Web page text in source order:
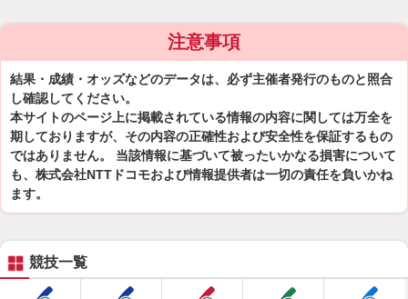
注意事項
結果・成績・オッズなどのデータは、必ず主催者発行のものと照合
し確認してください。
本サイトのページ上に掲載されている情報の内容に関しては万全を
期しておりますが、その内容の正確性および安全性を保証するもの
ではありません。 当該情報に基づいて被ったいかなる損害について
も、株式会社NTTドコモおよび情報提供者は一切の責任を負いかね
ます。
競技一覧